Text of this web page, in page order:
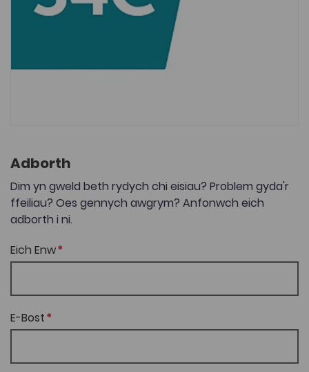
Adborth
Dim yn gweld beth rydych chi eisiau? Problem gyda'r
ffeiliau? Oes gennych awgrym? Anfonwch eich
adborth i ni.
Eich Enw
E-Bost